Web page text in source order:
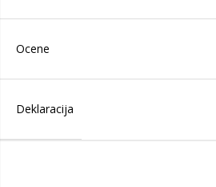
Ocene
Deklaracija